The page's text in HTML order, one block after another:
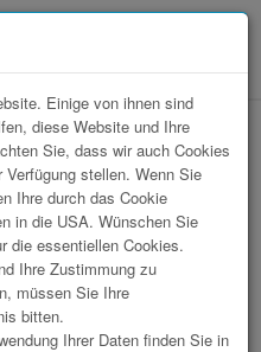
Enns
Einige von ihnen sind
diese Website und Ihre
Sie, dass wir auch Cookies
stellen. Wenn Sie
Ihre durch das Cookie
in die USA. Wünschen Sie
die essentiellen Cookies.
Ihre Zustimmung zu
müssen Sie Ihre
bitten.
Ihrer Daten finden Sie in